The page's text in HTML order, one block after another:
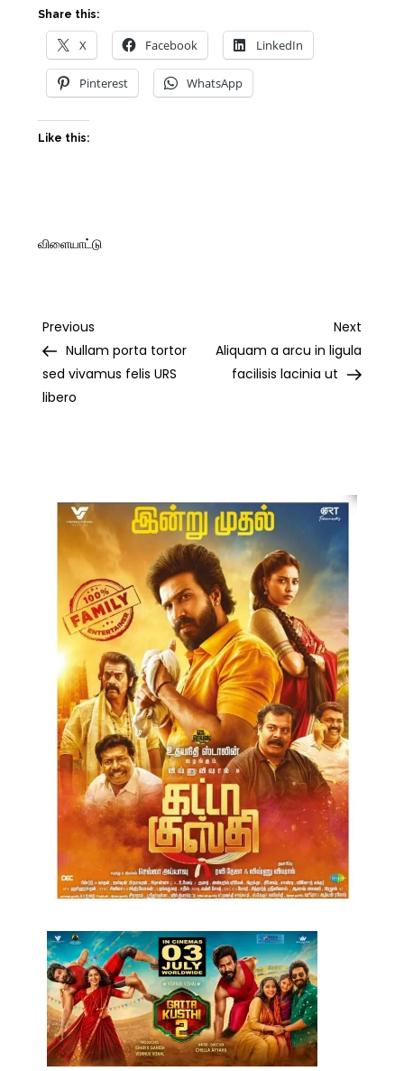
Share this:
X Facebook LinkedIn
Pinterest WhatsApp
Like this:
விளையாட்டு
Post
navigation
Previous
Post
Previous
Nullam porta tortor
sed vivamus felis URS
libero
Next
Post
Next
Aliquam a arcu in ligula
facilisis lacinia ut